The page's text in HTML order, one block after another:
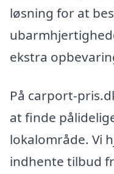
løsning for at
ekstra
På carport-
at finde
lokalområde. Vi
indhente tilbud